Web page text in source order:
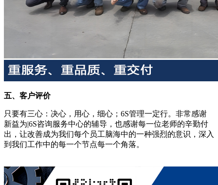
五、客户评价
只要有三心：决心，用心，细心；6S管理一定行。非常感谢
新益为|6S咨询服务中心的辅导，也感谢每一位老师的辛勤付
出，让改善成为我们每个员工脑海中的一种强烈的意识，深入
到我们工作中的每一个节点每一个角落。